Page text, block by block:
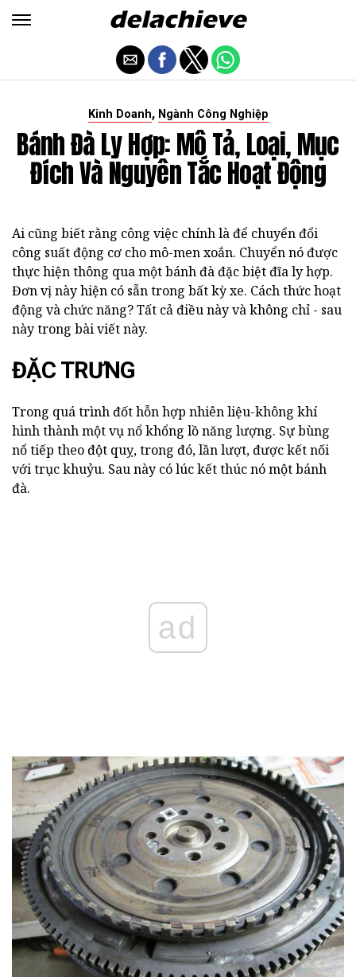
Kinh Doanh, Ngành Công Nghiệp
Bánh Đà Ly Hợp: Mô Tả, Loại, Mục
Đích Và Nguyên Tắc Hoạt Động
Ai cũng biết rằng công việc chính là để chuyển đổi
công suất động cơ cho mô-men xoắn. Chuyển nó được
thực hiện thông qua một bánh đà đặc biệt đĩa ly hợp.
Đơn vị này hiện có sẵn trong bất kỳ xe. Cách thức hoạt
động và chức năng? Tất cả điều này và không chỉ - sau
này trong bài viết này.
ĐẶC TRƯNG
Trong quá trình đốt hỗn hợp nhiên liệu-không khí
hình thành một vụ nổ khổng lồ năng lượng. Sự bùng
nổ tiếp theo đột quỵ, trong đó, lần lượt, được kết nối
với trục khuỷu. Sau này có lúc kết thúc nó một bánh
đà.
ad